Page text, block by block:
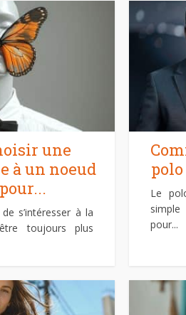
une
à un noeud
s’intéresser à la
toujours plus
Le
pour...